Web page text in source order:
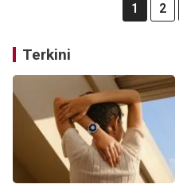
1 2
Terkini